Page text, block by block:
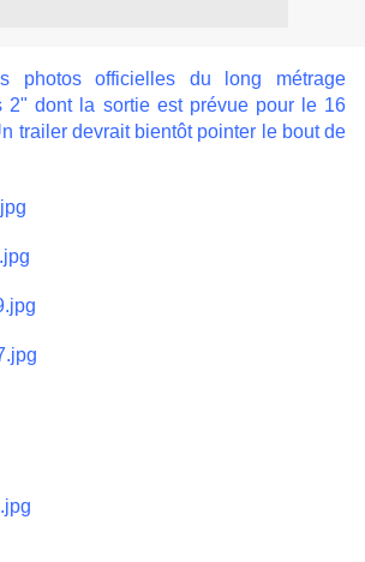
photos officielles du long métrage
2" dont la sortie est prévue pour le 16
trailer devrait bientôt pointer le bout de